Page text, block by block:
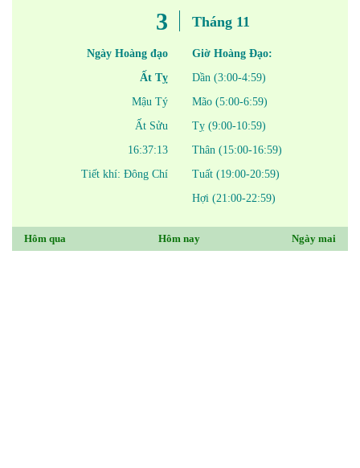
3
Ngày Hoàng đạo
Ất Tỵ
Mậu Tý
Ất Sửu
16:37:13
Tiết khí: Đông Chí
Tháng 11
Giờ Hoàng Đạo:
Dần (3:00-4:59)
Mão (5:00-6:59)
Tỵ (9:00-10:59)
Thân (15:00-16:59)
Tuất (19:00-20:59)
Hợi (21:00-22:59)
Hôm qua Hôm nay Ngày mai